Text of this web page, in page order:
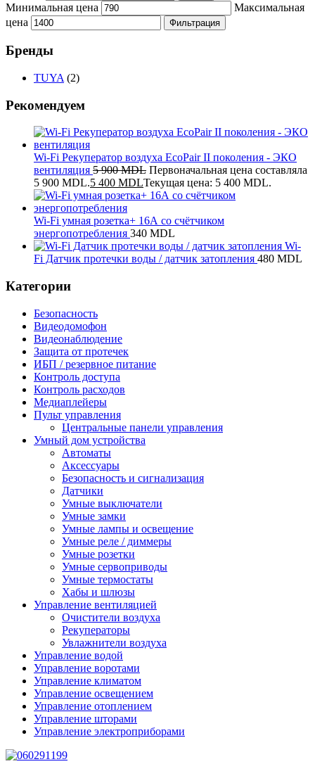
Минимальная цена
Максимальная
цена
Фильтрация
Бренды
TUYA (2)
Рекомендуем
Wi-Fi Рекуператор воздуха EcoPair II поколения - ЭКО
вентиляция 5 900MDL Первоначальная цена составляла
5 900 MDL.5 400 MDLТекущая цена: 5 400 MDL.
Wi-Fi умная розетка+ 16А со счётчиком
энергопотребления 340 MDL
Wi-
Fi Датчик протечки воды / датчик затопления 480 MDL
Категории
Безопасность
Видеодомофон
Видеонаблюдение
Защита от протечек
ИБП / резервное питание
Контроль доступа
Контроль расходов
Медиаплейеры
Пульт управления
Центральные панели управления
Умный дом устройства
Автоматы
Аксессуары
Безопасность и сигнализация
Датчики
Умные выключатели
Умные замки
Умные лампы и освещение
Умные реле / диммеры
Умные розетки
Умные сервоприводы
Умные термостаты
Хабы и шлюзы
Управление вентиляцией
Очистители воздуха
Рекуператоры
Увлажнители воздуха
Управление водой
Управление воротами
Управление климатом
Управление освещением
Управление отоплением
Управление шторами
Управление электроприборами